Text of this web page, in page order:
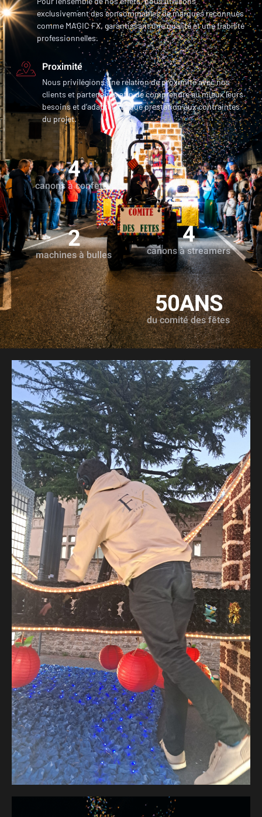
exclusivement des consommables de marques reconnues
comme MAGIC FX, garantissant une qualité et une fiabilité
professionnelles.
Proximité
Nous privilégions une relation de proximité avec nos
clients et partenaires afin de comprendre au mieux leurs
besoins et d’adapter chaque prestation aux contraintes
du projet.
canons à confettis
4
machines à bulles
2 canons à streamers
4
du comité des fêtes
50ANS